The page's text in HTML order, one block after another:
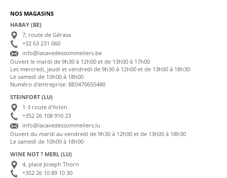
NOS MAGASINS
HABAY (BE)
7, route de Gérasa
+32 63 231 060
info@lacavedessommeliers.be
Ouvert le mardi de 9h30 à 12h00 et de 13h00 à 17h00
Les mercredi, jeudi et vendredi de 9h30 à 12h00 et de 13h00 à 18h30
Le samedi de 10h00 à 18h00
Numéro d'entreprise: BE0470655480
STEINFORT (LU)
1-3 route d'Arlon
+352 26 108 910 23
info@lacavedessommeliers.lu
Ouvert du mardi au vendredi de 9h30 à 12h00 et de 13h00 à 18h30
Le samedi de 10h00 à 18h00
WINE NOT ? MERL (LU)
4, place Joseph Thorn
+352 26 10 89 10 30